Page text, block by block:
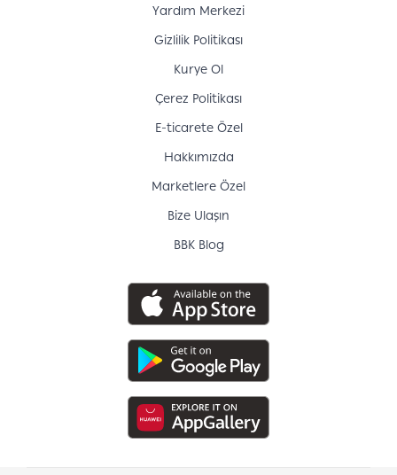
Yardım Merkezi
Gizlilik Politikası
Kurye Ol
Çerez Politikası
E-ticarete Özel
Hakkımızda
Marketlere Özel
Bize Ulaşın
BBK Blog